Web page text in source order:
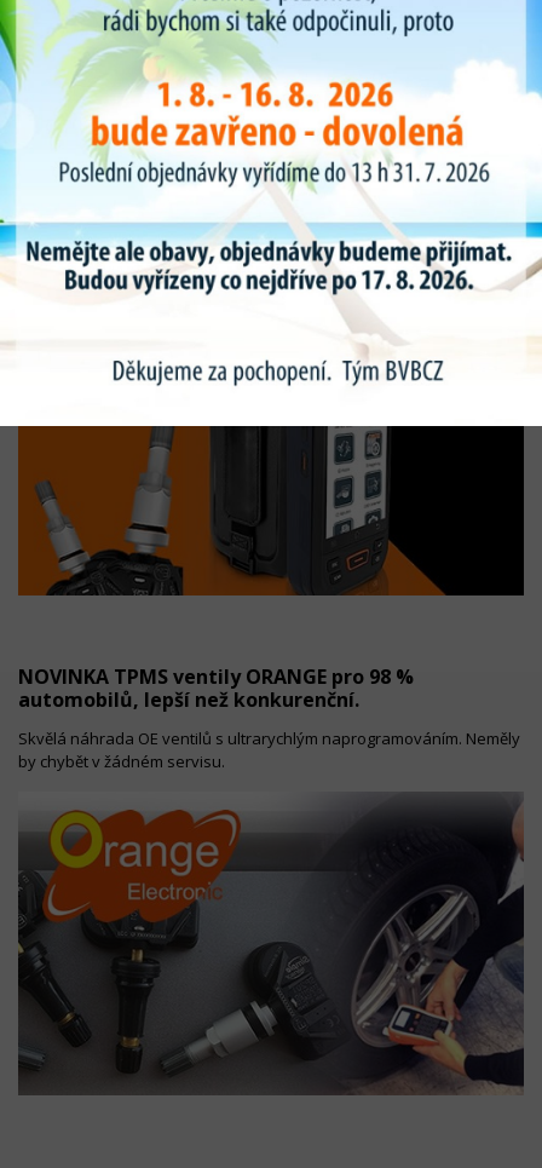
Novinky
Intuitivní, v CZ jazyce, funkcemi nabušený
programovací diagnostický nástroj TPMS O-GENIUS
O-GENIUS III - nejaktuálnější novinka na trhu s TPMS, univerzálnější a
tak snadno použitelný programovací nástroj na trhu nenajdete.
Doporučujeme!
NOVINKA TPMS ventily ORANGE pro 98 %
automobilů, lepší než konkurenční.
Skvělá náhrada OE ventilů s ultrarychlým naprogramováním. Neměly
by chybět v žádném servisu.